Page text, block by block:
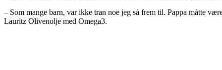
– Som mange barn, var ikke tran noe jeg så frem til. Pappa måtte
Lauritz Olivenolje med Omega3.